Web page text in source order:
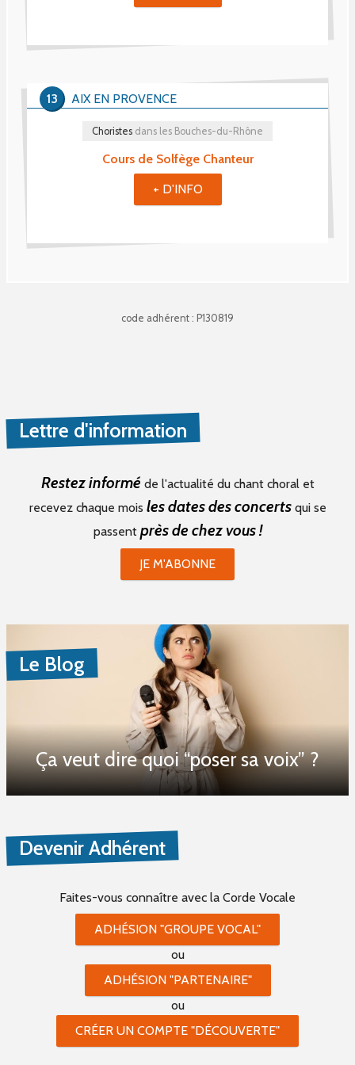
Cours de Solfège Chanteur
Choristes dans les Bouches-du-Rhône
AIX EN PROVENCE
13
+ D'INFO
code adhérent : P130819
Lettre d'information
Restez informé de l'actualité du chant choral et
recevez chaque mois les dates des concertsqui se
passent près de chez vous !
JE M'ABONNE
Le Blog
Ça veut dire quoi “poser sa voix” ?
Devenir Adhérent
Faites-vous connaître avec la Corde Vocale
ADHÉSION "GROUPE VOCAL"
ou
ADHÉSION "PARTENAIRE"
ou
CRÉER UN COMPTE "DÉCOUVERTE"